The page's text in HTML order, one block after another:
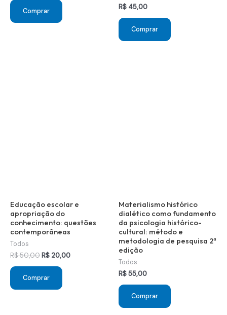
original
era:
R$ 50,00.
Comprar R$ 45,00
Comprar
Educação escolar e
apropriação do
conhecimento: questões
contemporâneas
Todos
R$50,00 O
original
era:
R$ 50,00.
R$ 20,00O
Comprar
Materialismo histórico
dialético como fundamento
da psicologia histórico-
cultural: método e
metodologia de pesquisa 2ª
edição
Todos
R$55,00
Comprar